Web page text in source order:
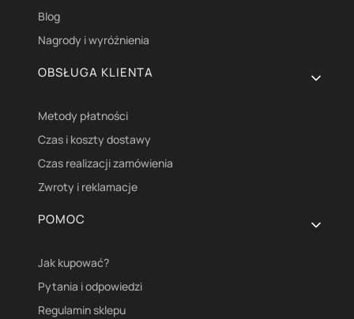
Blog
Nagrody i wyróżnienia
OBSŁUGA KLIENTA
Metody płatności
Czas i koszty dostawy
Czas realizacji zamówienia
Zwroty i reklamacje
POMOC
Jak kupować?
Pytania i odpowiedzi
Regulamin sklepu